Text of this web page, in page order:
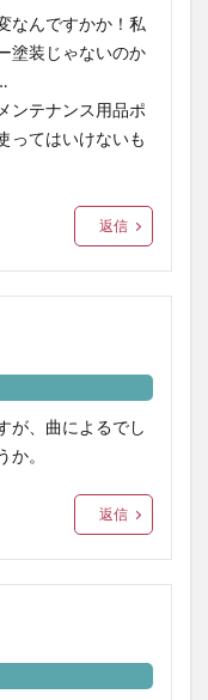
なんですかか！私
塗装じゃないのか
ンテナンス用品ポ
ってはいけないも
返信
が、曲によるでし
。
返信